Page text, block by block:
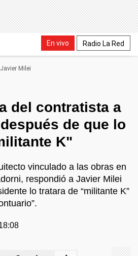
En vivo Radio La Red
Javier Milei
del contratista a
de que lo
K"
vinculado a las obras en
respondió a Javier Milei
lo tratara de “militante K”